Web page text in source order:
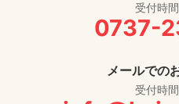
受付時
0737-
メールでの
受付時